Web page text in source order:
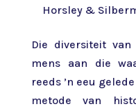
Horsley &
Die diversiteit van
mens aan die
reeds ’n eeu
metode van